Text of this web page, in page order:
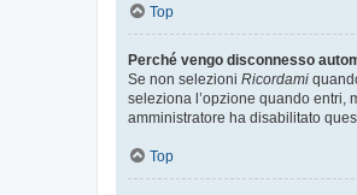
Top
Perché vengo disconnesso
Se non selezioni Ricordami
seleziona l’opzione quando entri,
amministratore ha disabilitato
Top